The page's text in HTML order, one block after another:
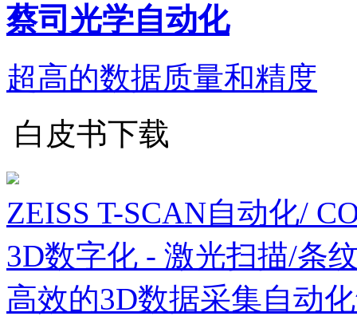
蔡司光学自动化
超高的数据质量和精度
白皮书下载
ZEISS T-SCAN自动化/
3D数字化 - 激光扫描/条
高效的3D数据采集自动